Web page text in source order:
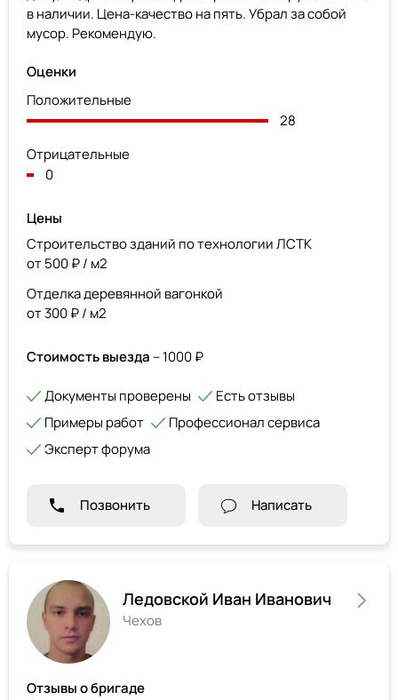
в наличии. Цена-качество на пять. Убрал за собой
мусор. Рекомендую.
Оценки
Положительные
28
Отрицательные
0
Цены
Строительство зданий по технологии ЛСТК
от 500 ₽ / м2
Отделка деревянной вагонкой
от 300 ₽ / м2
Стоимость выезда – 1000 ₽
Документы проверены
Есть отзывы
Примеры работ
Профессионал сервиса
Эксперт форума
Позвонить Написать
Ледовской Иван Иванович
Чехов
Отзывы о бригаде